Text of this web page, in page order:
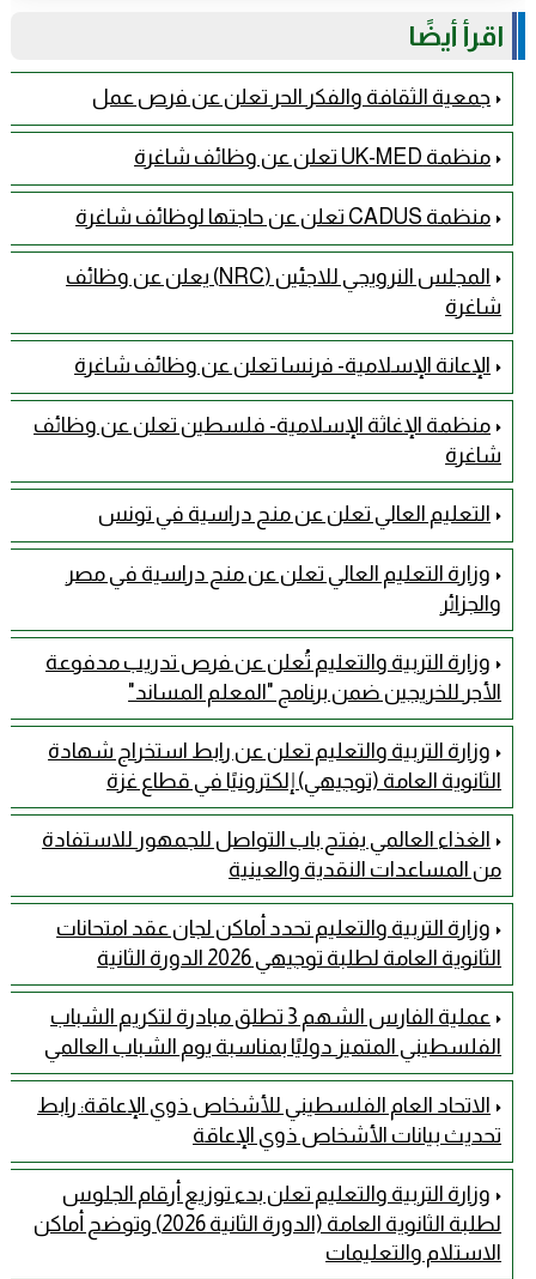
اقرأ أيضًا
جمعية الثقافة والفكر الحر تعلن عن فرص عمل
منظمة UK-MED تعلن عن وظائف شاغرة
منظمة CADUS تعلن عن حاجتها لوظائف شاغرة
المجلس النرويجي للاجئين (NRC) يعلن عن وظائف
شاغرة
الإعانة الإسلامية- فرنسا تعلن عن وظائف شاغرة
منظمة الإغاثة الإسلامية- فلسطين تعلن عن وظائف
شاغرة
التعليم العالي تعلن عن منح دراسية في تونس
وزارة التعليم العالي تعلن عن منح دراسية في مصر
والجزائر
وزارة التربية والتعليم تُعلن عن فرص تدريب مدفوعة
الأجر للخريجين ضمن برنامج "المعلم المساند"
وزارة التربية والتعليم تعلن عن رابط استخراج شهادة
الثانوية العامة (توجيهي) إلكترونيًا في قطاع غزة
الغذاء العالمي يفتح باب التواصل للجمهور للاستفادة
من المساعدات النقدية والعينية
وزارة التربية والتعليم تحدد أماكن لجان عقد امتحانات
الثانوية العامة لطلبة توجيهي 2026 الدورة الثانية
عملية الفارس الشهم 3 تطلق مبادرة لتكريم الشباب
الفلسطيني المتميز دوليًا بمناسبة يوم الشباب العالمي
الاتحاد العام الفلسطيني للأشخاص ذوي الإعاقة: رابط
تحديث بيانات الأشخاص ذوي الإعاقة
وزارة التربية والتعليم تعلن بدء توزيع أرقام الجلوس
لطلبة الثانوية العامة (الدورة الثانية 2026) وتوضح أماكن
الاستلام والتعليمات